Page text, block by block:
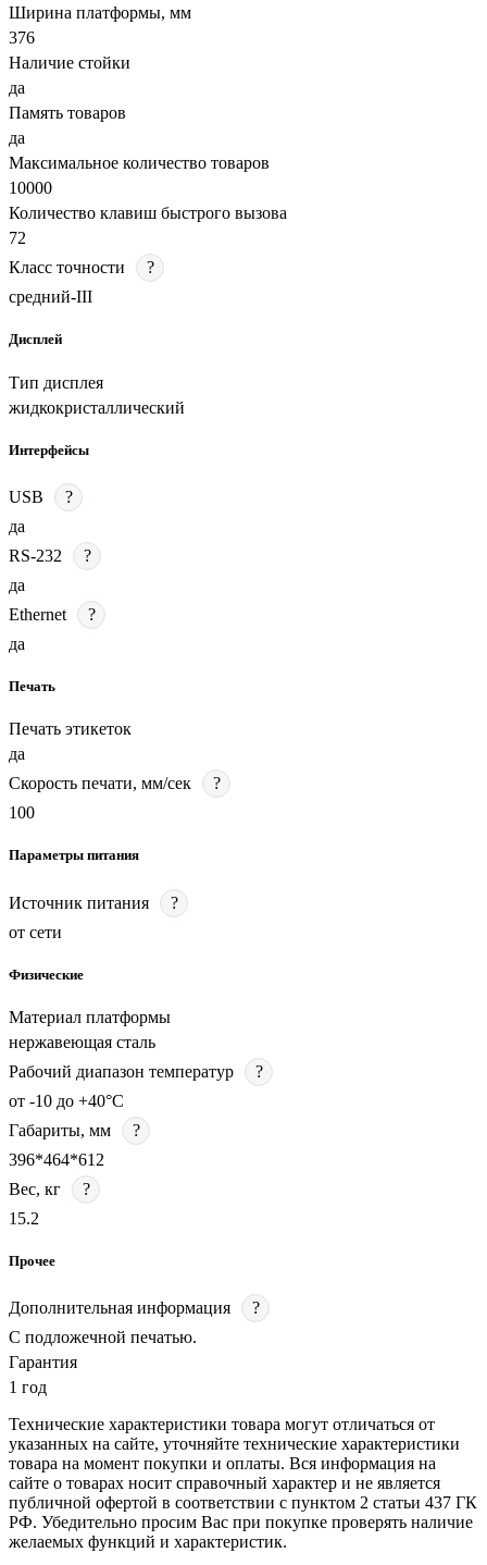
Ширина платформы, мм
376
Наличие стойки
да
Память товаров
да
Максимальное количество товаров
10000
Количество клавиш быстрого вызова
72
Класс точности
?
средний-III
Дисплей
Тип дисплея
жидкокристаллический
Интерфейсы
USB
?
да
RS-232
?
да
Ethernet
?
да
Печать
Печать этикеток
да
Скорость печати, мм/сек
?
100
Параметры питания
Источник питания
?
от сети
Физические
Материал платформы
нержавеющая сталь
Рабочий диапазон температур
?
от -10 до +40°C
Габариты, мм
?
396*464*612
Вес, кг
?
15.2
Прочее
Дополнительная информация
?
С подложечной печатью.
Гарантия
1 год
Технические характеристики товара могут отличаться от
указанных на сайте, уточняйте технические характеристики
товара на момент покупки и оплаты. Вся информация на
сайте о товарах носит справочный характер и не является
публичной офертой в соответствии с пунктом 2 статьи 437 ГК
РФ. Убедительно просим Вас при покупке проверять наличие
желаемых функций и характеристик.